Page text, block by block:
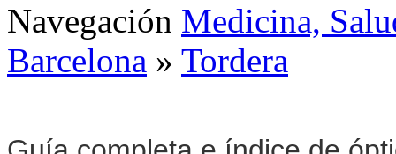
Navegación Medicina,
Barcelona » Tordera